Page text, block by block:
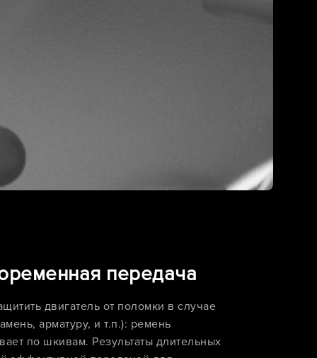
передача
двигатель от поломки в случае
арматуру, и т.п.): ремень
по шкивам. Результаты длительных